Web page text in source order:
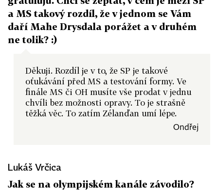
a MS takový rozdíl, že v jednom se Vám
daří Mahe Drysdala porážet a v druhém
ne tolik? :)
Děkuji. Rozdíl je v to, že SP je takové
oťukávání před MS a testování formy. Ve
finále MS či OH musíte vše prodat v jednu
chvíli bez možnosti opravy. To je strašně
těžká věc. To zatím Zélanďan umí lépe.
Ondřej
Lukáš Vrčica
Jak se na olympijském kanále závodilo?